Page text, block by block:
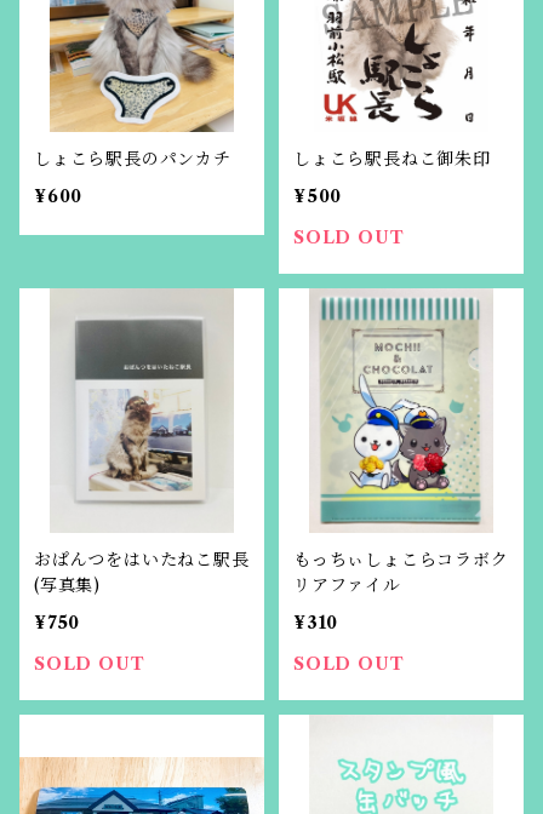
しょこら駅長のパンカチ
¥600
しょこら駅長ねこ御朱印
¥500
SOLD OUT
おぱんつをはいたねこ駅長
(写真集)
¥750
SOLD OUT
もっちぃしょこらコラボク
リアファイル
¥310
SOLD OUT